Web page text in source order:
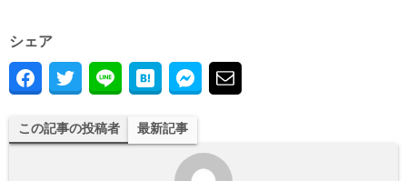
シェア
この記事の投稿者 最新記事